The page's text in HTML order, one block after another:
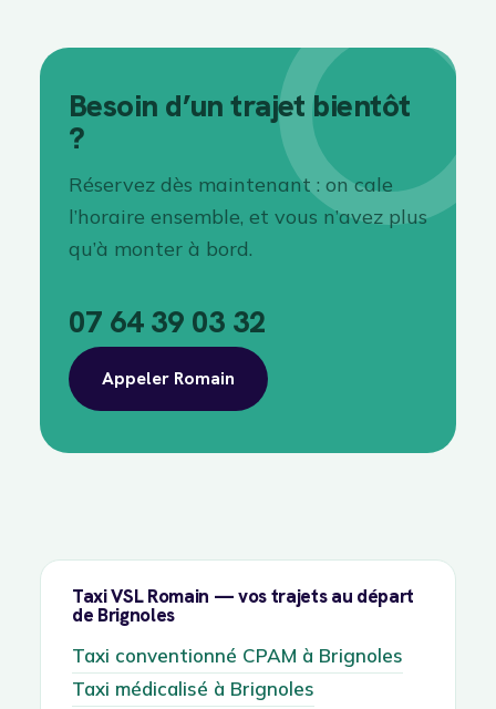
Besoin d’un trajet bientôt
?
Réservez dès maintenant : on cale
l’horaire ensemble, et vous n’avez plus
qu’à monter à bord.
07 64 39 03 32
Appeler Romain
Taxi VSL Romain — vos trajets au départ
de Brignoles
Taxi conventionné CPAM à Brignoles
Taxi médicalisé à Brignoles